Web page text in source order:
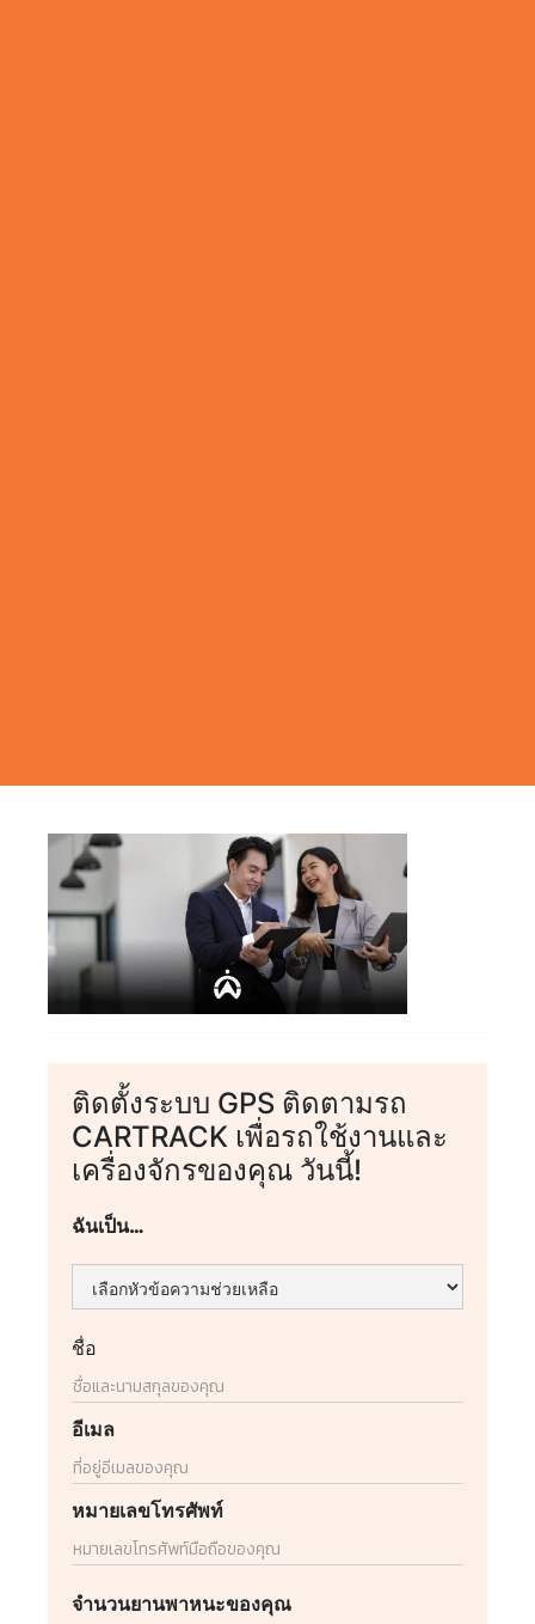
ติดตั้งระบบ GPS ติดตามรถ
CARTRACK เพื่อรถใช้งานและ
เครื่องจักรของคุณ วันนี้!
ฉันเป็น…
ชื่อ
อีเมล
หมายเลขโทรศัพท์
จำนวนยานพาหนะของคุณ